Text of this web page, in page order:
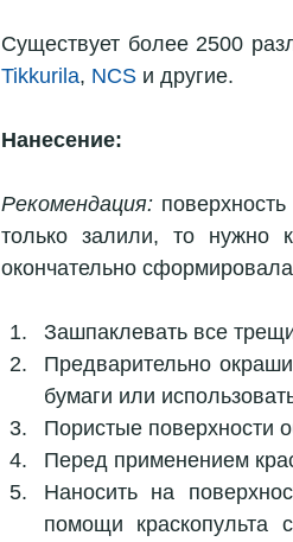
Существует более 2500
Tikkurila, NCS и другие.
Нанесение:
Рекомендация:
только залили, то нужно
окончательно
Зашпаклевать все
Предварительно
бумаги или
Пористые поверхности
Перед применением
Наносить на
помощи